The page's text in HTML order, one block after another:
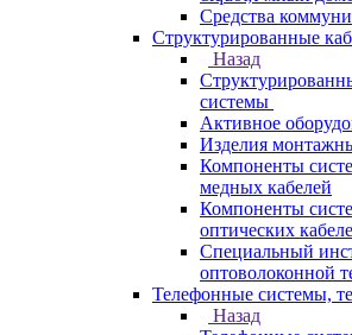
Средства
Структурированные
Назад
системы
Активное
Изделия
Компоненты
медных кабелей
Компоненты
оптических
Специальный
оптоволоконной
Телефонные системы,
Назад